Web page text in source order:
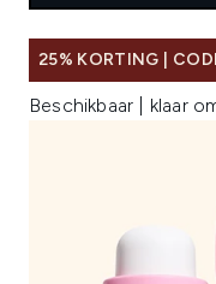
25% KORTING |
Beschikbaar | klaar